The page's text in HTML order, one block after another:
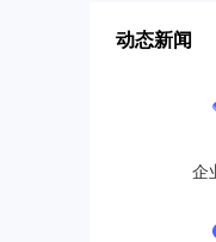
动态新闻
企